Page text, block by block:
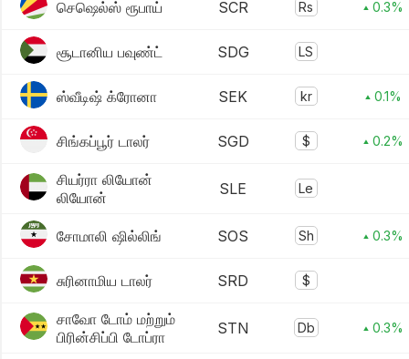
செஷெல்ஸ் ரூபாய் SCR Rs ▴ 0.3%
சூடானிய பவுண்ட் SDG LS
ஸ்வீடிஷ் க்ரோனா SEK kr ▴ 0.1%
சிங்கப்பூர் டாலர் SGD $ ▴ 0.2%
சியர்ரா லியோன்
லியோன்
SLE Le
சோமாலி ஷில்லிங் SOS Sh ▴ 0.3%
சுரினாமிய டாலர் SRD $
சாவோ டோம் மற்றும்
பிரின்சிப்பி டோப்ரா
STN Db ▴ 0.3%